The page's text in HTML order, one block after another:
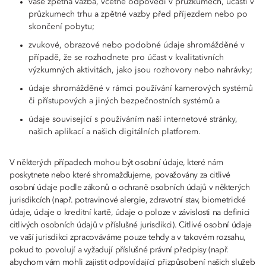
vaše zpětná vazba, včetně odpovědí v průzkumech, účasti v
průzkumech trhu a zpětné vazby před příjezdem nebo po
skončení pobytu;
zvukové, obrazové nebo podobné údaje shromážděné v
případě, že se rozhodnete pro účast v kvalitativních
výzkumných aktivitách, jako jsou rozhovory nebo nahrávky;
údaje shromážděné v rámci používání kamerových systémů
či přístupových a jiných bezpečnostních systémů a
údaje související s používáním naší internetové stránky,
našich aplikací a našich digitálních platforem.
V některých případech mohou být osobní údaje, které nám
poskytnete nebo které shromažďujeme, považovány za citlivé
osobní údaje podle zákonů o ochraně osobních údajů v některých
jurisdikcích (např. potravinové alergie, zdravotní stav, biometrické
údaje, údaje o kreditní kartě, údaje o poloze v závislosti na definici
citlivých osobních údajů v příslušné jurisdikci). Citlivé osobní údaje
ve vaší jurisdikci zpracováváme pouze tehdy a v takovém rozsahu,
pokud to povolují a vyžadují příslušné právní předpisy (např.
abychom vám mohli zajistit odpovídající přizpůsobení našich služeb